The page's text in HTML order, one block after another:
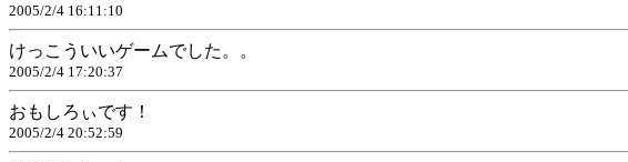
2005/2/4 16:11:10
けっこういいゲームでした。。
2005/2/4 17:20:37
おもしろぃです！
2005/2/4 20:52:59